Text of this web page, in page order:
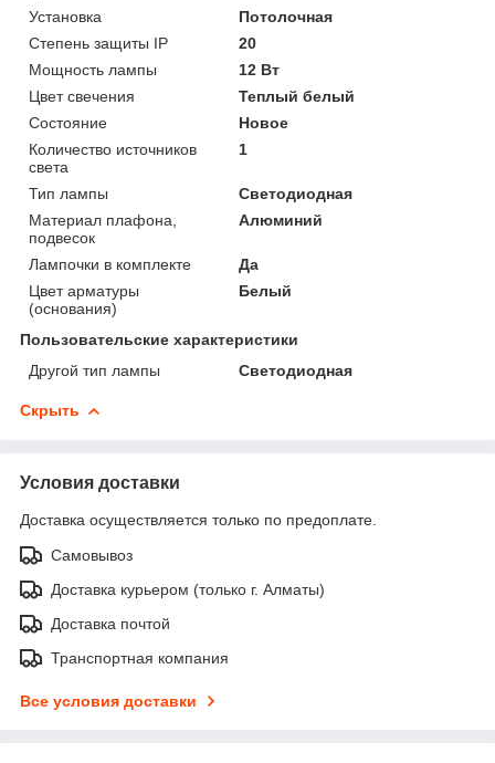
Установка
Потолочная
Степень защиты IP
20
Мощность лампы
12 Вт
Цвет свечения
Теплый белый
Состояние
Новое
Количество источников
света
1
Тип лампы
Светодиодная
Материал плафона,
подвесок
Алюминий
Лампочки в комплекте
Да
Цвет арматуры
(основания)
Белый
Пользовательские характеристики
Другой тип лампы
Светодиодная
Скрыть
Условия доставки
Доставка осуществляется только по предоплате.
Самовывоз
Доставка курьером (только г. Алматы)
Доставка почтой
Транспортная компания
Все условия доставки